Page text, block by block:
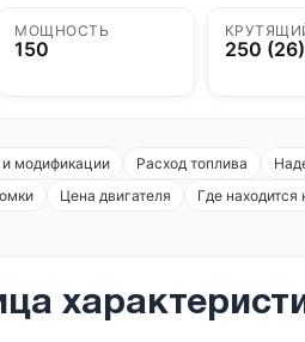
МОЩНОСТЬ
150 250
модификации Расход топлива
Цена двигателя
Где находится